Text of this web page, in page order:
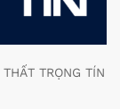
TRỌNG TÍN